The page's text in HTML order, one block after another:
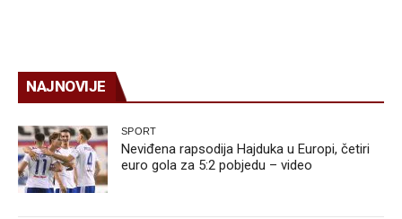
NAJNOVIJE
SPORT
Neviđena rapsodija Hajduka u Europi, četiri
euro gola za 5:2 pobjedu – video